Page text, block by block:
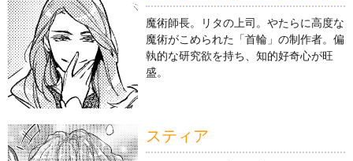
魔術師長。リタの上司。やたらに高度な
魔術がこめられた「首輪」の制作者。偏
執的な研究欲を持ち、知的好奇心が旺
盛。
スティア